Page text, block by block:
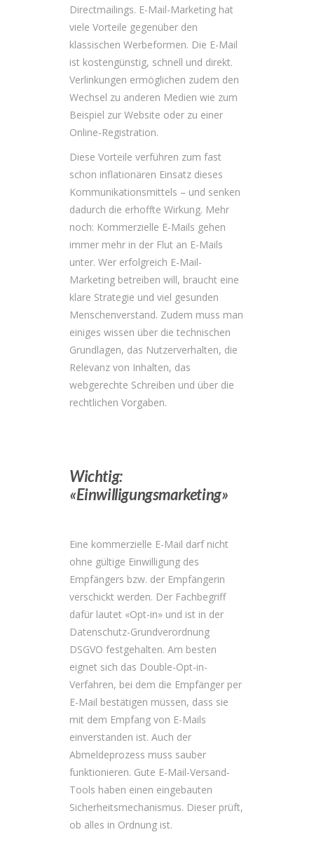
Directmailings. E-Mail-Marketing hat
viele Vorteile gegenüber den
klassischen Werbeformen. Die E-Mail
ist kostengünstig, schnell und direkt.
Verlinkungen ermöglichen zudem den
Wechsel zu anderen Medien wie zum
Beispiel zur Website oder zu einer
Online-Registration.
Diese Vorteile verführen zum fast
schon inflationären Einsatz dieses
Kommunikationsmittels – und senken
dadurch die erhoffte Wirkung. Mehr
noch: Kommerzielle E-Mails gehen
immer mehr in der Flut an E-Mails
unter. Wer erfolgreich E-Mail-
Marketing betreiben will, braucht eine
klare Strategie und viel gesunden
Menschenverstand. Zudem muss man
einiges wissen über die technischen
Grundlagen, das Nutzerverhalten, die
Relevanz von Inhalten, das
webgerechte Schreiben und über die
rechtlichen Vorgaben.
Wichtig:
«Einwilligungsmarketing»
Eine kommerzielle E-Mail darf nicht
ohne gültige Einwilligung des
Empfängers bzw. der Empfängerin
verschickt werden. Der Fachbegriff
dafür lautet «Opt-in» und ist in der
Datenschutz-Grundverordnung
DSGVO festgehalten. Am besten
eignet sich das Double-Opt-in-
Verfahren, bei dem die Empfänger per
E-Mail bestätigen müssen, dass sie
mit dem Empfang von E-Mails
einverstanden ist. Auch der
Abmeldeprozess muss sauber
funktionieren. Gute E-Mail-Versand-
Tools haben einen eingebauten
Sicherheitsmechanismus. Dieser prüft,
ob alles in Ordnung ist.